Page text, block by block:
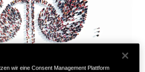
wir eine Consent Management Plattform